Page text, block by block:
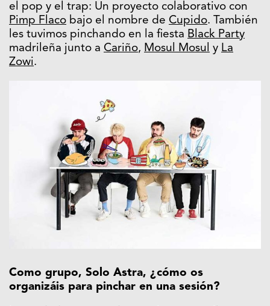
el pop y el trap: Un proyecto colaborativo con
Pimp Flaco bajo el nombre de Cupido. También
les tuvimos pinchando en la fiesta Black Party
madrileña junto a Cariño, Mosul Mosul y La
Zowi.
Como grupo, Solo Astra, ¿cómo os
organizáis para pinchar en una sesión?